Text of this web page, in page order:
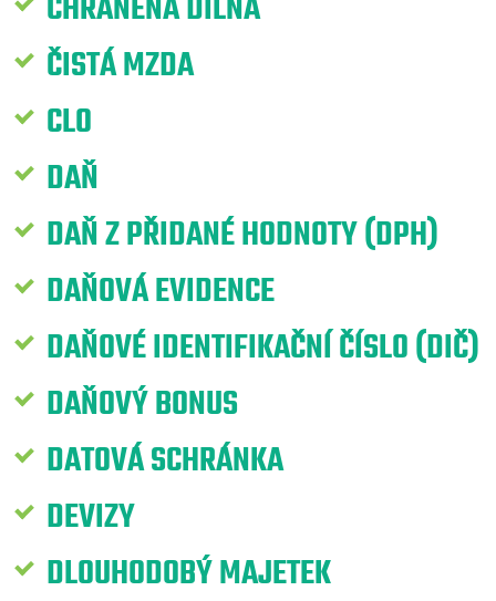
ČISTÁ MZDA
CLO
DAŇ
DAŇ Z PŘIDANÉ HODNOTY (DPH)
DAŇOVÁ EVIDENCE
DAŇOVÉ IDENTIFIKAČNÍ ČÍSLO (DIČ)
DAŇOVÝ BONUS
DATOVÁ SCHRÁNKA
DEVIZY
DLOUHODOBÝ MAJETEK